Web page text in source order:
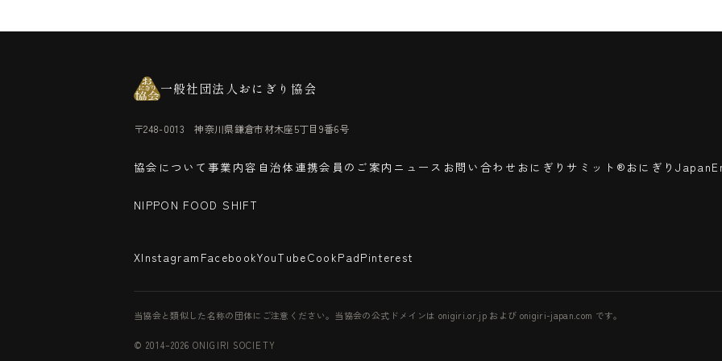
一般社団法人おにぎり協会
〒248-0013 神奈川県鎌倉市材木座5丁目9番6号
協会について事業内容 自治体連携会員のご案内 ニュース お問い合わせ おにぎりサミット® おにぎりJapan
NIPPON FOOD SHIFT
XInstagram FacebookYouTubeCookPadPinterest
当協会と類似した名称の団体にご注意ください。当協会の公式ドメインは onigiri.or.jp および onigiri-japan.com です。
© 2014–2026 ONIGIRI SOCIETY